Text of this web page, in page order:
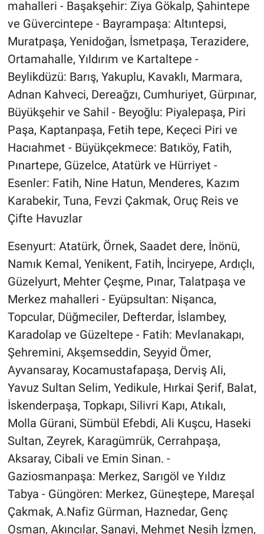
mahalleri - Başakşehir: Ziya Gökalp, Şahintepe
ve Güvercintepe - Bayrampaşa: Altıntepsi,
Muratpaşa, Yenidoğan, İsmetpaşa, Terazidere,
Ortamahalle, Yıldırım ve Kartaltepe -
Beylikdüzü: Barış, Yakuplu, Kavaklı, Marmara,
Adnan Kahveci, Dereağzı, Cumhuriyet, Gürpınar,
Büyükşehir ve Sahil - Beyoğlu: Piyalepaşa, Piri
Paşa, Kaptanpaşa, Fetih tepe, Keçeci Piri ve
Hacıahmet - Büyükçekmece: Batıköy, Fatih,
Pınartepe, Güzelce, Atatürk ve Hürriyet -
Esenler: Fatih, Nine Hatun, Menderes, Kazım
Karabekir, Tuna, Fevzi Çakmak, Oruç Reis ve
Çifte Havuzlar
Esenyurt: Atatürk, Örnek, Saadet dere, İnönü,
Namık Kemal, Yenikent, Fatih, İnciryepe, Ardıçlı,
Güzelyurt, Mehter Çeşme, Pınar, Talatpaşa ve
Merkez mahalleri - Eyüpsultan: Nişanca,
Topcular, Düğmeciler, Defterdar, İslambey,
Karadolap ve Güzeltepe - Fatih: Mevlanakapı,
Şehremini, Akşemseddin, Seyyid Ömer,
Ayvansaray, Kocamustafapaşa, Derviş Ali,
Yavuz Sultan Selim, Yedikule, Hırkai Şerif, Balat,
İskenderpaşa, Topkapı, Silivri Kapı, Atıkalı,
Molla Gürani, Sümbül Efebdi, Ali Kuşcu, Haseki
Sultan, Zeyrek, Karagümrük, Cerrahpaşa,
Aksaray, Cibali ve Emin Sinan. -
Gaziosmanpaşa: Merkez, Sarıgöl ve Yıldız
Tabya - Güngören: Merkez, Güneştepe, Mareşal
Çakmak, A.Nafiz Gürman, Haznedar, Genç
Osman, Akıncılar, Sanayi, Mehmet Nesih İzmen,